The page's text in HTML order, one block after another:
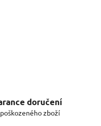
doručení
zboží